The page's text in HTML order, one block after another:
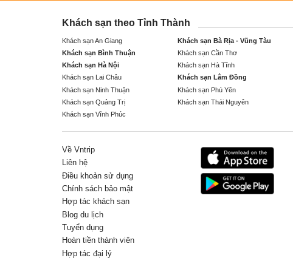
Khách sạn theo Tỉnh Thành
Khách sạn An Giang Khách sạn Bà Rịa - Vũng Tàu
Khách sạn Bình Thuận
Khách sạn Cần Thơ
Khách sạn Hà Nội
Khách sạn Hà Tĩnh
Khách sạn Lai Châu
Khách sạn Lâm Đồng
Khách sạn Ninh Thuận
Khách sạn Phú Yên
Khách sạn Quảng Trị
Khách sạn Thái Nguyên
Khách sạn Vĩnh Phúc
Về Vntrip
Liên hệ
Điều khoản sử dụng
Chính sách bảo mật
Hợp tác khách sạn
Blog du lịch
Tuyển dụng
Hoàn tiền thành viên
Hợp tác đại lý